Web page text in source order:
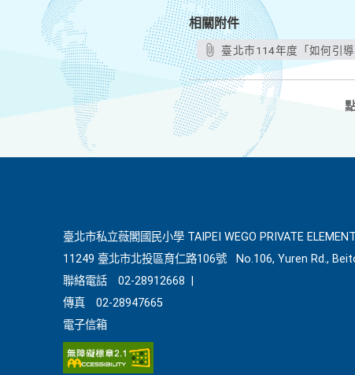
相關附件
臺北市114年度「如何引
臺北市私立薇閣國民小學 TAIPEI WEGO PRIVATE
11249 臺北市北投區育仁路106號
No.106, Yuren Rd.,
聯絡電話
02-28912668
傳真
02-28947665
電子信箱